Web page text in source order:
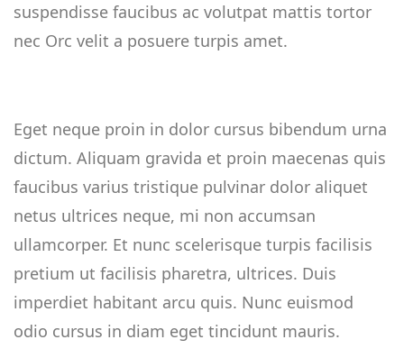
suspendisse faucibus ac volutpat mattis tortor
nec Orc velit a posuere turpis amet.
Eget neque proin in dolor cursus bibendum urna
dictum. Aliquam gravida et proin maecenas quis
faucibus varius tristique pulvinar dolor aliquet
netus ultrices neque, mi non accumsan
ullamcorper. Et nunc scelerisque turpis facilisis
pretium ut facilisis pharetra, ultrices. Duis
imperdiet habitant arcu quis. Nunc euismod
odio cursus in diam eget tincidunt mauris.